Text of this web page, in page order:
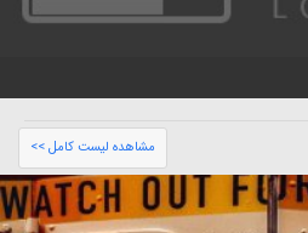
مشاهده لیست کامل >>